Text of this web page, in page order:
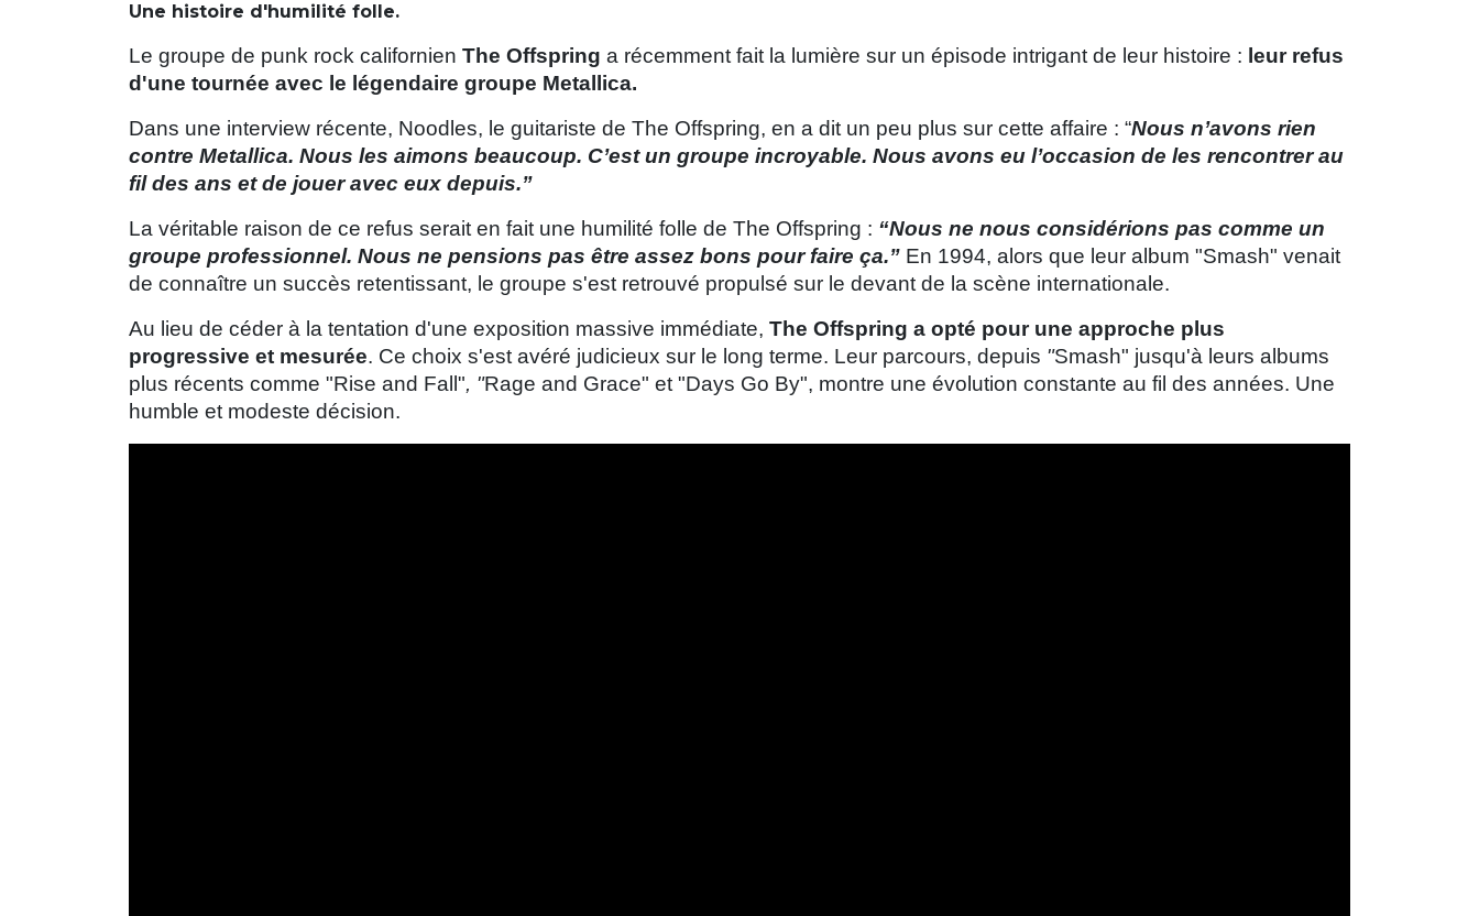
Une histoire d'humilité folle.
Le groupe de punk rock californien The Offspring a récemment fait la lumière sur un épisode intrigant de leur histoire : leur refus
d'une tournée avec le légendaire groupe Metallica.
Dans une interview récente, Noodles, le guitariste de The Offspring, en a dit un peu plus sur cette affaire : “Nous n’avons rien
contre Metallica. Nous les aimons beaucoup. C’est un groupe incroyable. Nous avons eu l’occasion de les rencontrer au
fil des ans et de jouer avec eux depuis.”
La véritable raison de ce refus serait en fait une humilité folle de The Offspring : “Nous ne nous considérions pas comme un
groupe professionnel. Nous ne pensions pas être assez bons pour faire ça.” En 1994, alors que leur album "Smash" venait
de connaître un succès retentissant, le groupe s'est retrouvé propulsé sur le devant de la scène internationale.
Au lieu de céder à la tentation d'une exposition massive immédiate, The Offspring a opté pour une approche plus
progressive et mesurée. Ce choix s'est avéré judicieux sur le long terme. Leur parcours, depuis "Smash" jusqu'à leurs albums
plus récents comme "Rise and Fall", "Rage and Grace" et "Days Go By", montre une évolution constante au fil des années. Une
humble et modeste décision.